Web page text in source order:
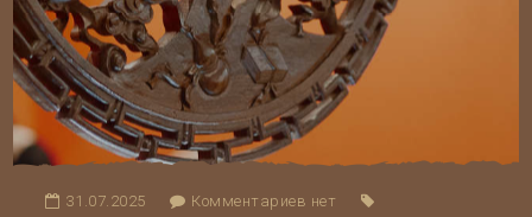
31.07.2025 Комментариев нет